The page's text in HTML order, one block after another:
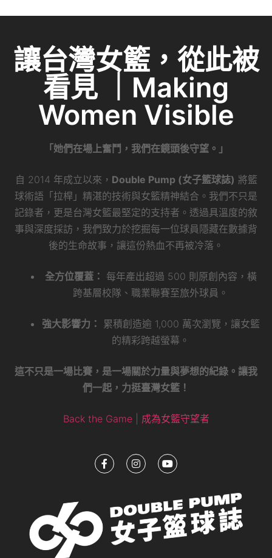
讓台灣女籃，從此被
看見 ｜Making
Women Visible
「她們在場上奮鬥，我們在鏡頭後守望。」
自 2014 年成立以來， Double Pump (女子籃球誌) 將籃
球術語「拉桿」精湛的技術與女籃精神結合。我們不只是
記錄者，更是台灣女籃最堅定的支持者。透過具溫度的敘
事與深度採訪，我們致力於挖掘每一位球員隱藏在數據背
後的生命故事，讓這份熱血不再被冷落。
全方位覆蓋： 每年產出超過 500 則原創內容，橫
跨基層校隊、職業聯賽至旅外球員。
強大影響力：
累積創造逾 1,000 萬次瀏覽，讓女籃
的精彩跨越螢幕。
這不只是一場比賽，是一場關於力量與夢想的紀錄。讓我
們一起，力挺臺灣女籃！
Back the Game | 成為女籃守望者